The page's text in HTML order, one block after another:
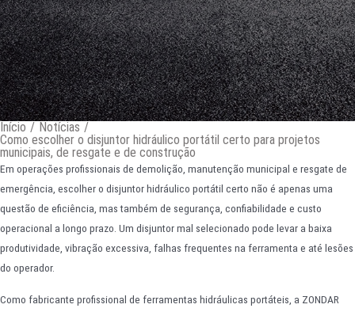
Início / Notícias /
Como escolher o disjuntor hidráulico portátil certo para projetos
municipais, de resgate e de construção
Em operações profissionais de demolição, manutenção municipal e resgate de
emergência, escolher o disjuntor hidráulico portátil certo não é apenas uma
questão de eficiência, mas também de segurança, confiabilidade e custo
operacional a longo prazo. Um disjuntor mal selecionado pode levar a baixa
produtividade, vibração excessiva, falhas frequentes na ferramenta e até lesões
do operador.
Como fabricante profissional de ferramentas hidráulicas portáteis, a ZONDAR